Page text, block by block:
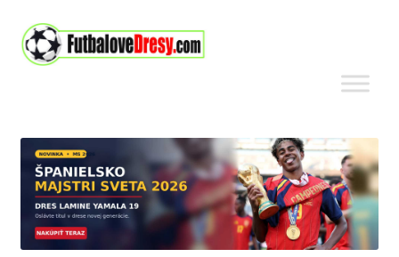
Preskočiť
na
Preskočiť
na